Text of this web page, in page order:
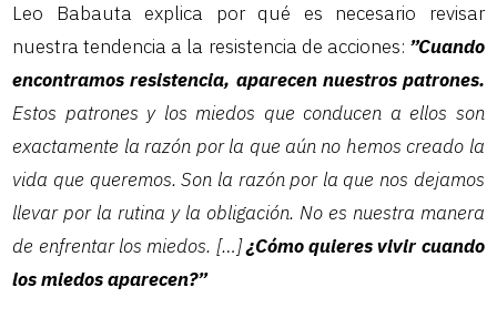
Leo Babauta explica por qué es necesario revisar
nuestra tendencia a la resistencia de acciones: ”Cuando
encontramos resistencia, aparecen nuestros patrones.
Estos patrones y los miedos que conducen a ellos son
exactamente la razón por la que aún no hemos creado la
vida que queremos. Son la razón por la que nos dejamos
llevar por la rutina y la obligación. No es nuestra manera
de enfrentar los miedos. […]¿Cómo quieres vivir cuando
los miedos aparecen?”